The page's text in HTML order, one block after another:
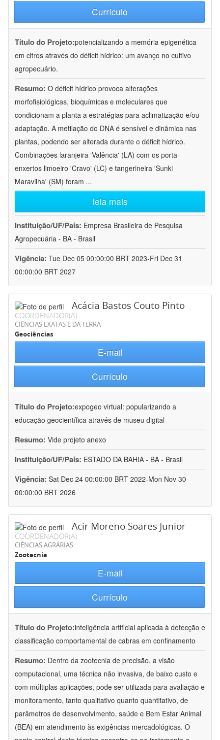
Currículo
Título do Projeto:potencializando a memória epigenética
em citros através do déficit hídrico: um avanço no cultivo
agropecuário.
Resumo: O déficit hídrico provoca alterações
morfofisiológicas, bioquímicas e moleculares que
condicionam a planta a estratégias para aclimatização e/ou
adaptação. A metilação do DNA é sensível e dinâmica nas
plantas, podendo ser alterada durante o déficit hídrico.
Combinações laranjeira 'Valência' (LA) com os porta-
enxertos limoeiro 'Cravo' (LC) e tangerineira 'Sunki
Maravilha' (SM) foram ...
leia mais
Instituição/UF/País: Empresa Brasileira de Pesquisa
Agropecuária - BA - Brasil
Vigência: Tue Dec 05 00:00:00 BRT 2023-Fri Dec 31
00:00:00 BRT 2027
Acácia Bastos Couto Pinto
COORDENADOR(A)
CIÊNCIAS EXATAS E DA TERRA
Geociências
E-mail
Currículo
Título do Projeto:expogeo virtual: popularizando a
educação geocientífica através de museu digital
Resumo: Vide projeto anexo
Instituição/UF/País: ESTADO DA BAHIA - BA - Brasil
Vigência: Sat Dec 24 00:00:00 BRT 2022-Mon Nov 30
00:00:00 BRT 2026
Acir Moreno Soares Junior
COORDENADOR(A)
CIÊNCIAS AGRÁRIAS
Zootecnia
E-mail
Currículo
Título do Projeto:inteligência artificial aplicada à detecção e
classificação comportamental de cabras em confinamento
Resumo: Dentro da zootecnia de precisão, a visão
computacional, uma técnica não invasiva, de baixo custo e
com múltiplas aplicações, pode ser utilizada para avaliação e
monitoramento, tanto qualitativo quanto quantitativo, de
parâmetros de desenvolvimento, saúde e Bem Estar Animal
(BEA) em atendimento às exigências mercadológicas. O